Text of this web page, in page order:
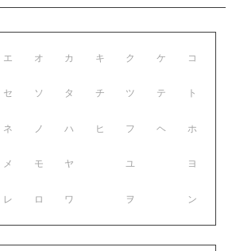
エ オ
セ ソ
ネ ノ
メ モ
レ ロ
カ キ ク ケ コ
タ チ ツ テ ト
ハ ヒ フ ヘ ホ
ヤ ユ ヨ
ワ ヲ ン